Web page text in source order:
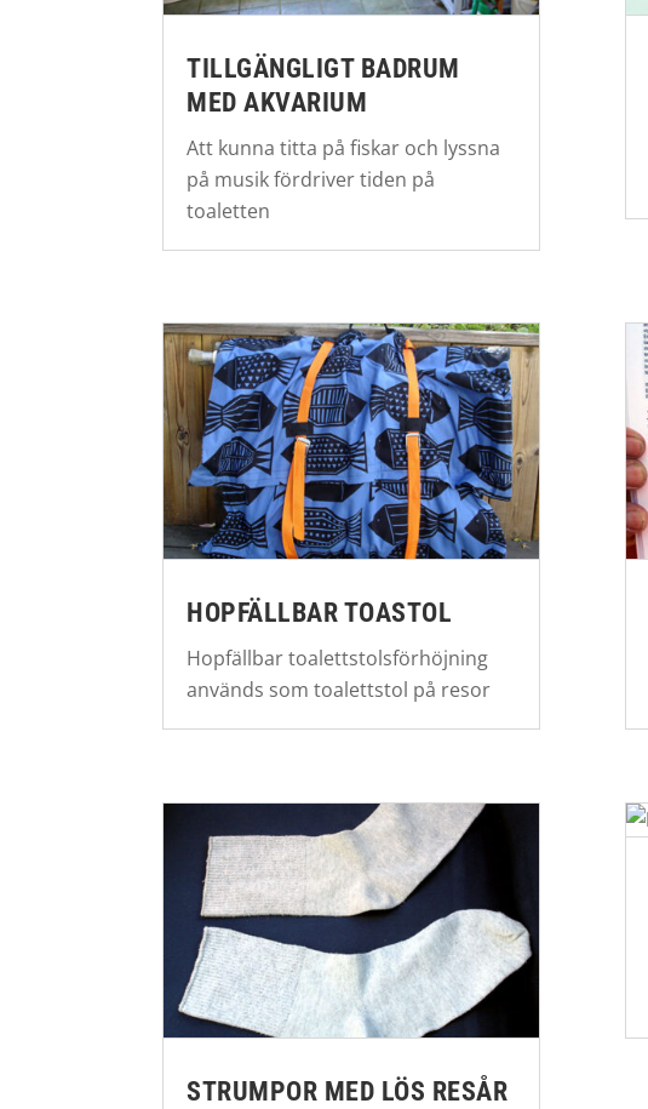
TILLGÄNGLIGT BADRUM
MED AKVARIUM
Att kunna titta på fiskar och lyssna
på musik fördriver tiden på
toaletten
HOPFÄLLBAR TOASTOL
Hopfällbar toalettstolsförhöjning
används som toalettstol på resor
STRUMPOR MED LÖS RESÅR